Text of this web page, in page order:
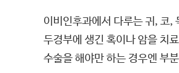
이비인후과에서 다루는 귀, 코,
두경부에 생긴 혹이나 암을 치
수술을 해야만 하는 경우엔 부